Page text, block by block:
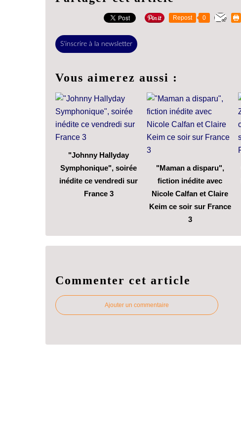
Repost 0
S'inscrire à la newsletter
Vous aimerez aussi :
"Johnny Hallyday
Symphonique", soirée
inédite ce vendredi sur
France 3
"Maman a disparu",
fiction inédite avec
Nicole Calfan et Claire
Keim ce soir sur France
3
Commenter cet article
Ajouter un commentaire